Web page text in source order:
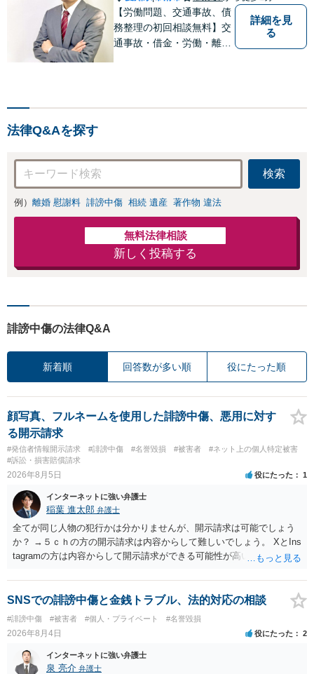
【労働問題、交通事故、債
務整理の初回相談無料】交
通事故・借金・労働・離
詳細を見
る
法律Q&Aを探す
検索
例） 離婚 慰謝料 誹謗中傷 相続 遺産 著作物 違法
無料法律相談
新しく投稿する
誹謗中傷の法律Q&A
新着順 回答数が多い順 役にたった順
顔写真、フルネームを使用した誹謗中傷、悪用に対す
る開示請求
#発信者情報開示請求 #誹謗中傷 #名誉毀損 #被害者
#ネット上の個人特定被害
#訴訟・損害賠償請求
2026年8月5日 役にたった 1
インターネットに強い弁護士
稲葉 進太郎 弁護士
全てが同じ人物の犯行かは分かりませんが、開示請求は可能でしょう
か？ →５ｃｈの方の開示請求は内容からして難しいでしょう。 XとIns
tagramの方は内容からして開示請求ができる可能性が高いでしょう。
いでしょう。７月中にアカウントが削除されている場合、今から進め
ても失敗する可能性が高いように思われます。 相手を特定できた場
合、相手に全ての弁護士費用を負担させることは可能でしょうか？ →
訴訟外の交渉で相手方が認めれば負担させることができるでしょう。
訴訟で判決となった場合は、実際の弁護士費用が認められる場合と認
められない場合があり何ともいえないところでしょう。
SNSでの誹謗中傷と金銭トラブル、法的対応の相談
#誹謗中傷 #被害者 #個人・プライベート #名誉毀損
2026年8月4日 役にたった 2
インターネットに強い弁護士
泉 亮介 弁護士